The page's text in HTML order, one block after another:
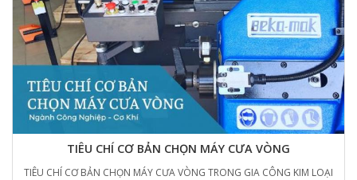
TIÊU CHÍ CƠ BẢN CHỌN MÁY CƯA VÒNG
CƠ BẢN CHỌN MÁY CƯA VÒNG TRONG GIA CÔNG KIM LOẠI CẮT